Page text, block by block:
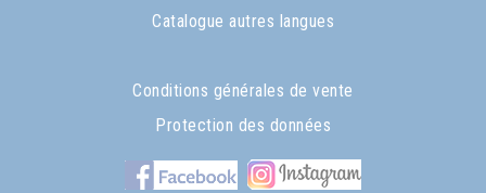
Catalogue autres langues
Conditions générales de vente
Protection des données